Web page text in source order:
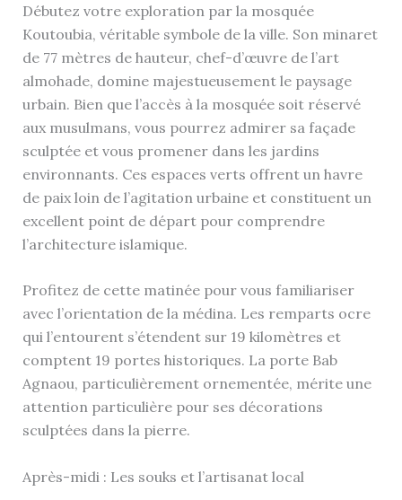
Débutez votre exploration par la mosquée
Koutoubia, véritable symbole de la ville. Son minaret
de 77 mètres de hauteur, chef-d’œuvre de l’art
almohade, domine majestueusement le paysage
urbain. Bien que l’accès à la mosquée soit réservé
aux musulmans, vous pourrez admirer sa façade
sculptée et vous promener dans les jardins
environnants. Ces espaces verts offrent un havre
de paix loin de l’agitation urbaine et constituent un
excellent point de départ pour comprendre
l’architecture islamique.
Profitez de cette matinée pour vous familiariser
avec l’orientation de la médina. Les remparts ocre
qui l’entourent s’étendent sur 19 kilomètres et
comptent 19 portes historiques. La porte Bab
Agnaou, particulièrement ornementée, mérite une
attention particulière pour ses décorations
sculptées dans la pierre.
Après-midi : Les souks et l’artisanat local